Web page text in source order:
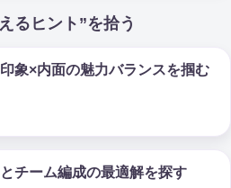
るヒント”を拾う
象×内面の魅力バランスを掴む
チーム編成の最適解を探す